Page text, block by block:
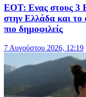
ΕΟΤ: Ενας στους 3
στην Ελλάδα και το
πιο δημοφιλείς
7 Αυγούστου 2026, 12:19